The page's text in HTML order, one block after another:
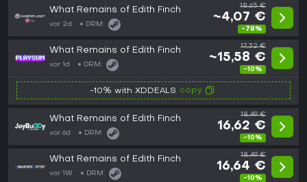
What Remains of Edith Finch
vor 2d DRM:
18,65 €
~4,07 €
-78%
What Remains of Edith Finch
vor 1d DRM:
17,32 €
~15,58 €
-10%
-10% with XDDEALS copy
What Remains of Edith Finch
vor 6d DRM:
18,49 €
16,62 €
-10%
What Remains of Edith Finch
vor 1W DRM:
18,49 €
16,64 €
-10%